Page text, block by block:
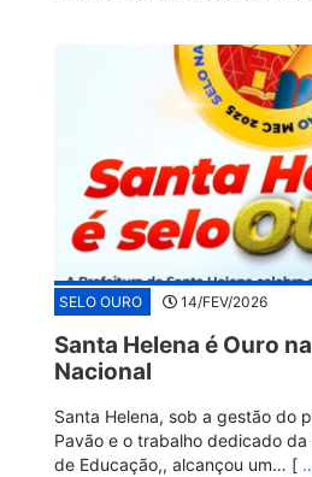
SELO OURO 14/FEV/2026
Santa Helena é Ouro
Nacional
Santa Helena, sob a gestão do
Pavão e o trabalho dedicado
de Educação,, alcançou um… [